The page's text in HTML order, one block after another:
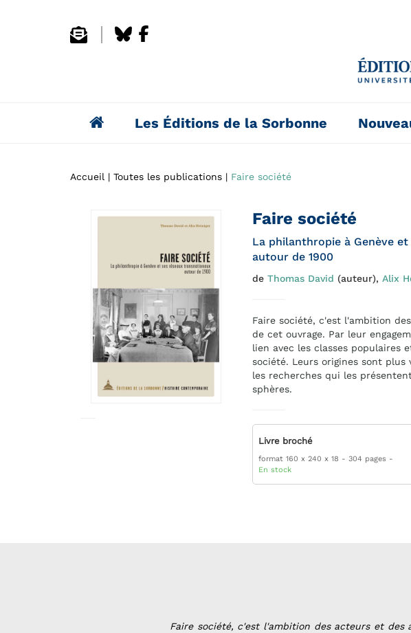
Les Éditions de la Sorbonne
Accueil Toutes les publications Faire société
Faire société
La philanthropie à Genève
autour de 1900
de Thomas David (auteur), Alix
Faire société, c'est l'ambition
de cet ouvrage. Par leur
lien avec les classes populaires
société. Leurs origines sont plus
les recherches qui les
sphères.
Livre broché
format 160 x 240 x 18
304 pages
En stock
Faire société, c'est l'ambition des acteurs et des